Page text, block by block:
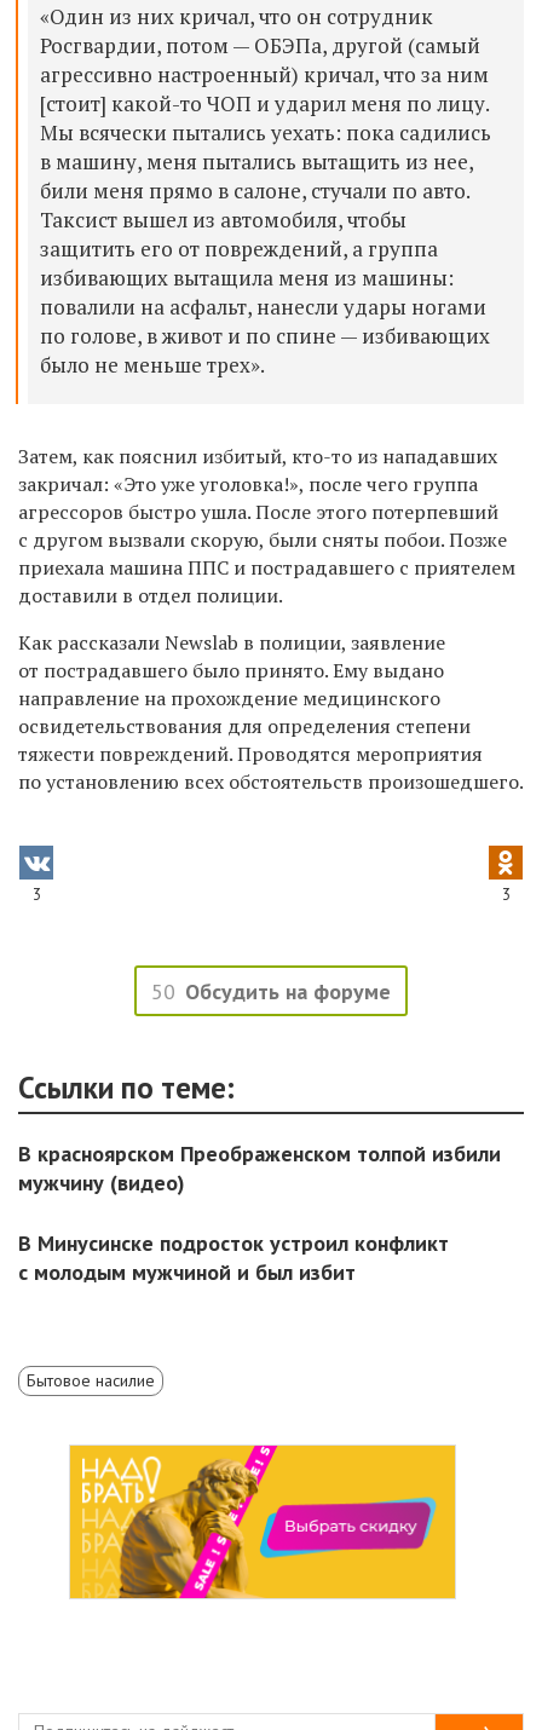
«Один из них кричал, что он сотрудник
Росгвардии, потом — ОБЭПа, другой (самый
агрессивно настроенный) кричал, что за ним
[стоит] какой-то ЧОП и ударил меня по лицу.
Мы всячески пытались уехать: пока садились
в машину, меня пытались вытащить из нее,
били меня прямо в салоне, стучали по авто.
Таксист вышел из автомобиля, чтобы
защитить его от повреждений, а группа
избивающих вытащила меня из машины:
повалили на асфальт, нанесли удары ногами
по голове, в живот и по спине — избивающих
было не меньше трех».
Затем, как пояснил избитый, кто-то из нападавших
закричал: «Это уже уголовка!», после чего группа
агрессоров быстро ушла. После этого потерпевший
с другом вызвали скорую, были сняты побои. Позже
приехала машина ППС и пострадавшего с приятелем
доставили в отдел полиции.
Как рассказали Newslab в полиции, заявление
от пострадавшего было принято. Ему выдано
направление на прохождение медицинского
освидетельствования для определения степени
тяжести повреждений. Проводятся мероприятия
по установлению всех обстоятельств произошедшего.
3 3
50 Обсудить на форуме
Ссылки по теме:
В красноярском Преображенском толпой избили
мужчину (видео)
В Минусинске подросток устроил конфликт
с молодым мужчиной и был избит
Бытовое насилие